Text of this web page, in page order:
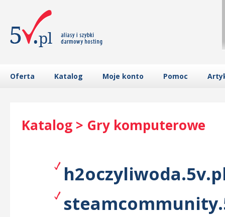
Oferta Katalog Moje konto Pomoc
Katalog > Gry komputerowe